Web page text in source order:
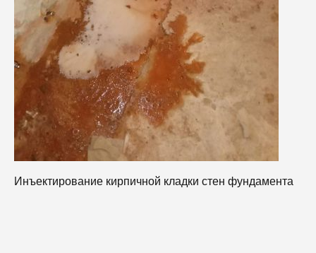
Инъектирование кирпичной кладки стен фундамента